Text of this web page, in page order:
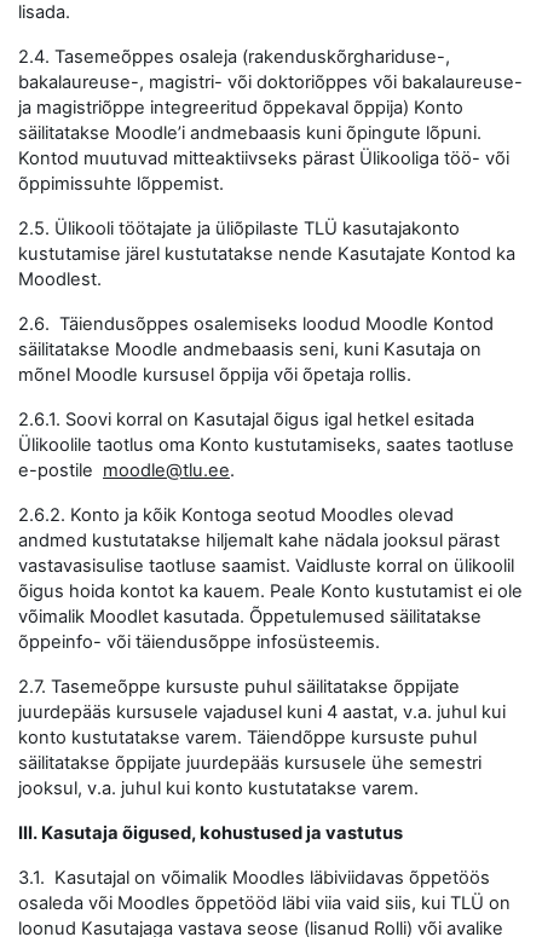
lisada.
2.4. Tasemeõppes osaleja (rakenduskõrghariduse-,
bakalaureuse-, magistri- või doktoriõppes või bakalaureuse-
ja magistriõppe integreeritud õppekaval õppija) Konto
säilitatakse Moodle’i andmebaasis kuni õpingute lõpuni.
Kontod muutuvad mitteaktiivseks pärast Ülikooliga töö- või
õppimissuhte lõppemist.
2.5. Ülikooli töötajate ja üliõpilaste TLÜ kasutajakonto
kustutamise järel kustutatakse nende Kasutajate Kontod ka
Moodlest.
2.6. Täiendusõppes osalemiseks loodud Moodle Kontod
säilitatakse Moodle andmebaasis seni, kuni Kasutaja on
mõnel Moodle kursusel õppija või õpetaja rollis.
2.6.1. Soovi korral on Kasutajal õigus igal hetkel esitada
Ülikoolile taotlus oma Konto kustutamiseks, saates taotluse
e-postile moodle@tlu.ee.
2.6.2. Konto ja kõik Kontoga seotud Moodles olevad
andmed kustutatakse hiljemalt kahe nädala jooksul pärast
vastavasisulise taotluse saamist. Vaidluste korral on ülikoolil
õigus hoida kontot ka kauem. Peale Konto kustutamist ei ole
võimalik Moodlet kasutada. Õppetulemused säilitatakse
õppeinfo- või täiendusõppe infosüsteemis.
2.7. Tasemeõppe kursuste puhul säilitatakse õppijate
juurdepääs kursusele vajadusel kuni 4 aastat, v.a. juhul kui
konto kustutatakse varem. Täiendõppe kursuste puhul
säilitatakse õppijate juurdepääs kursusele ühe semestri
jooksul, v.a. juhul kui konto kustutatakse varem.
III. Kasutaja õigused, kohustused ja vastutus
3.1. Kasutajal on võimalik Moodles läbiviidavas õppetöös
osaleda või Moodles õppetööd läbi viia vaid siis, kui TLÜ on
loonud Kasutajaga vastava seose (lisanud Rolli) või avalike